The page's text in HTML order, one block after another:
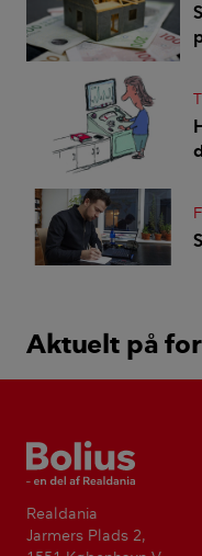
Aktuelt på
Bolius
Realdania
Jarmers Plads 2,